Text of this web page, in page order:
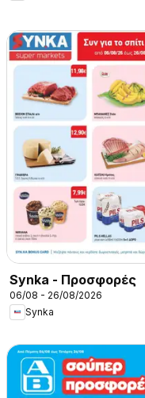
Synka - Προσφορές
06/08 - 26/08/2026
Synka